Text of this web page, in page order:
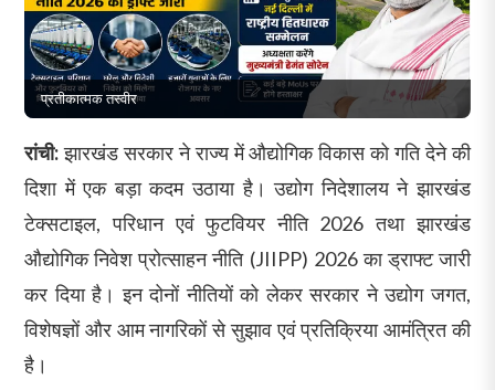
प्रतीकात्मक तस्वीर
रांची:झारखंड सरकार ने राज्य में औद्योगिक विकास को गति देने की
दिशा में एक बड़ा कदम उठाया है। उद्योग निदेशालय ने झारखंड
टेक्सटाइल, परिधान एवं फुटवियर नीति 2026 तथा झारखंड
औद्योगिक निवेश प्रोत्साहन नीति (JIIPP) 2026 का ड्राफ्ट जारी
कर दिया है। इन दोनों नीतियों को लेकर सरकार ने उद्योग जगत,
विशेषज्ञों और आम नागरिकों से सुझाव एवं प्रतिक्रिया आमंत्रित की
है।